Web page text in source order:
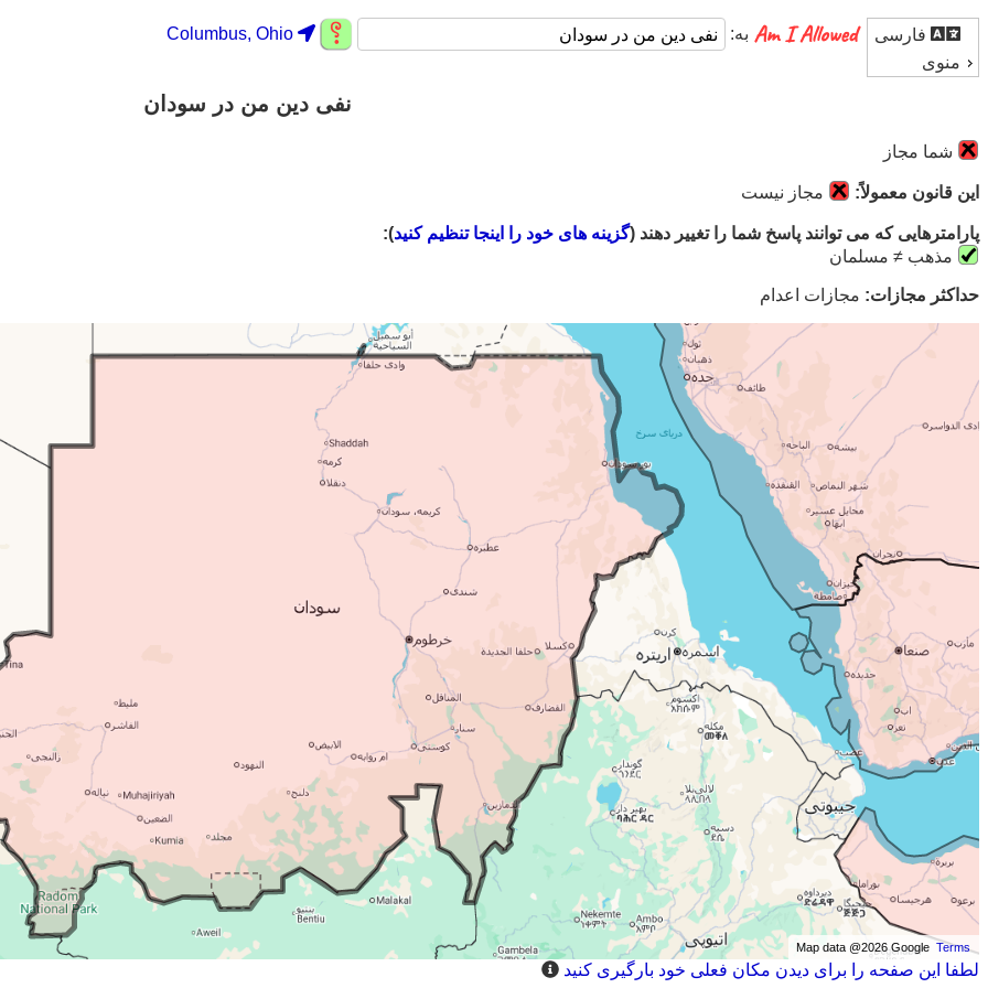
فارسی
منوی
به: Columbus, Ohio
نفی دین من در سودان
شما مجاز
این قانون معمولاً: مجاز نیست
پارامترهایی که می توانند پاسخ شما را تغییر دهند (گزینه های خود را اینجا تنظیم کنید):
مذهب ≠ مسلمان
حداکثر مجازات: مجازات اعدام
Map data @2026 GoogleTerms
لطفا این صفحه را برای دیدن مکان فعلی خود بارگیری کنید